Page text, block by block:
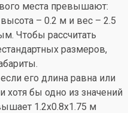
места превышают:
– 0.2 м и вес – 2.5
Чтобы рассчитать
размеров,
его длина равна или
хотя бы одно из значений
1.2x0.8x1.75 м